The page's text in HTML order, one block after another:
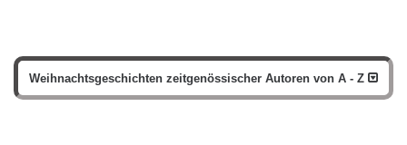
Weihnachtsgeschichten zeitgenössischer Autoren von A - Z